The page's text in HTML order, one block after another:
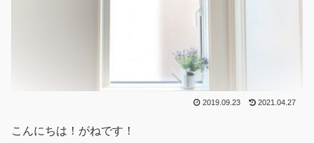
2019.09.23 2021.04.27
こんにちは！がねです！